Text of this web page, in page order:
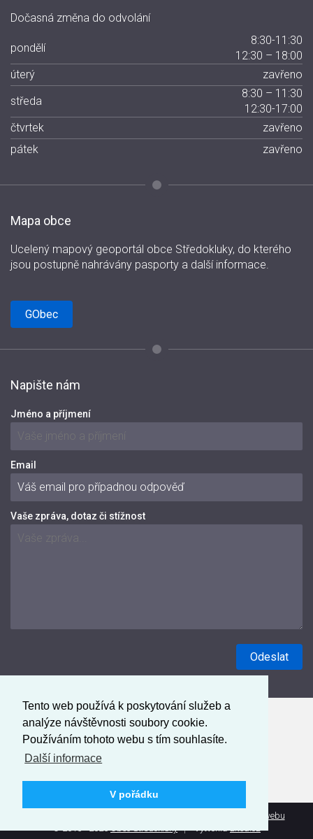
Tento web používá k poskytování služeb a
analýze návštěvnosti soubory cookie.
Používáním tohoto webu s tím souhlasíte.
Další informace
V pořádku
Dočasná změna do odvolání
pondělí
8:30-11:30
12:30 – 18:00
úterý
zavřeno
středa
8:30 – 11:30
12:30-17:00
čtvrtek
zavřeno
pátek
zavřeno
Mapa obce
Ucelený mapový geoportál obce Středokluky, do kterého
jsou postupně nahrávány pasporty a další informace.
GObec
Napište nám
Jméno a příjmení
Email
Vaše zpráva, dotaz či stížnost
Administrace webu
© 2016 - 2026Obec Středokluky VytvořilaLitea.cz